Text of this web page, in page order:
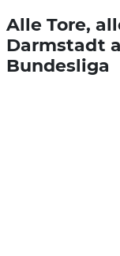
Alle Tore,
Darmstadt
Bundesliga